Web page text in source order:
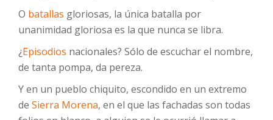
O batallas gloriosas, la única batalla por
unanimidad gloriosa es la que nunca se libra.
¿Episodios nacionales? Sólo de escuchar el nombre,
de tanta pompa, da pereza.
Y en un pueblo chiquito, escondido en un extremo
de Sierra Morena, en el que las fachadas son todas